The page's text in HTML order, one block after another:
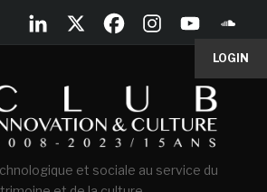
LOGIN
et sociale au service du